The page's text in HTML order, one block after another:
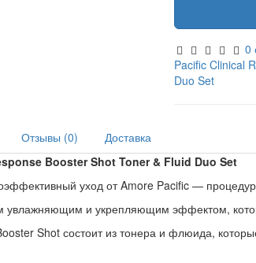
0
Pacific Clinical
Duo Set
Отзывы (0)
Доставка
Booster Shot Toner & Fluid Duo Set
уход от Amore Pacific —
и укрепляющим эффектом,
Shot состоит из тонера и флюида,